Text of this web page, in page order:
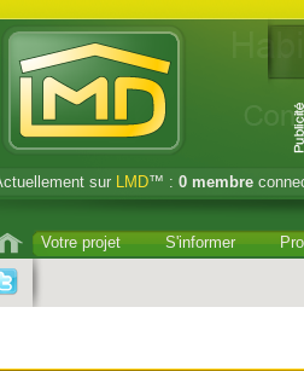
sur LMD™ : 0 membre
Votre projet S'informer